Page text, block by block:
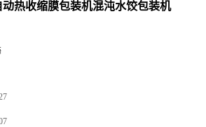
热收缩膜包装机混沌水饺包装机